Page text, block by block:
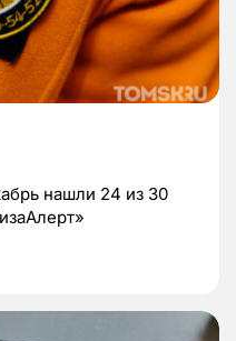
нашли 24 из 30